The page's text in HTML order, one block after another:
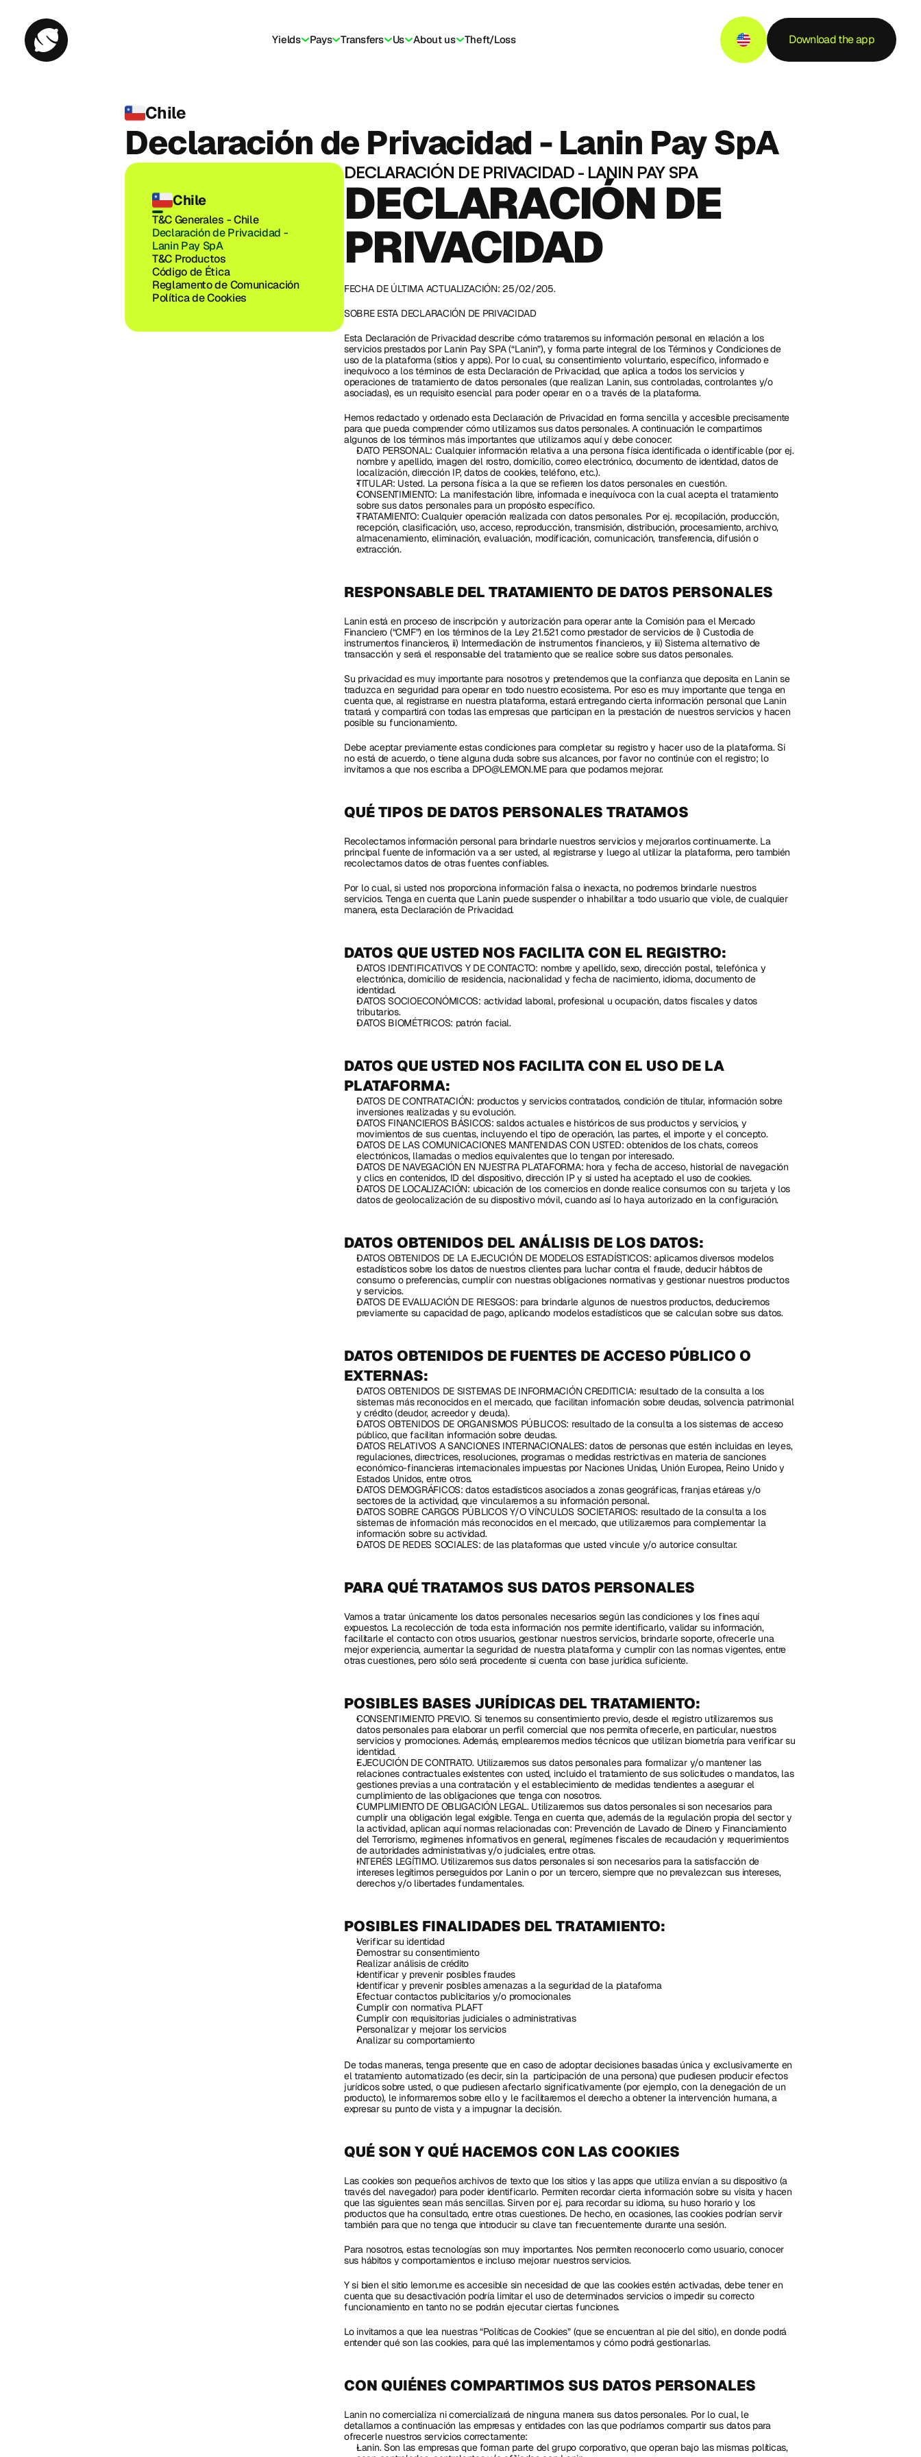
Yields Pays Transfers Us About us Theft/Loss Download the app
Chile
Declaración de Privacidad - Lanin Pay SpA
Chile
T&C Generales - Chile
Declaración de Privacidad -
Lanin Pay SpA
T&C Productos
Código de Ética
Reglamento de Comunicación
Política de Cookies
DECLARACIÓN DE PRIVACIDAD - LANIN PAY SPA
DECLARACIÓN DE
PRIVACIDAD
FECHA DE ÚLTIMA ACTUALIZACIÓN: 25/02/205.
SOBRE ESTA DECLARACIÓN DE PRIVACIDAD
Esta Declaración de Privacidad describe cómo trataremos su información personal en relación a los
servicios prestados por Lanin Pay SPA (“Lanin”), y forma parte integral de los Términos y Condiciones de
uso de la plataforma (sitios y apps). Por lo cual, su consentimiento voluntario, específico, informado e
inequívoco a los términos de esta Declaración de Privacidad, que aplica a todos los servicios y
operaciones de tratamiento de datos personales (que realizan Lanin, sus controladas, controlantes y/o
asociadas), es un requisito esencial para poder operar en o a través de la plataforma.
Hemos redactado y ordenado esta Declaración de Privacidad en forma sencilla y accesible precisamente
para que pueda comprender cómo utilizamos sus datos personales. A continuación le compartimos
algunos de los términos más importantes que utilizamos aquí y debe conocer:
DATO PERSONAL: Cualquier información relativa a una persona física identificada o identificable (por ej.
nombre y apellido, imagen del rostro, domicilio, correo electrónico, documento de identidad, datos de
localización, dirección IP, datos de cookies, teléfono, etc.).
TITULAR: Usted. La persona física a la que se refieren los datos personales en cuestión.
CONSENTIMIENTO: La manifestación libre, informada e inequívoca con la cual acepta el tratamiento
sobre sus datos personales para un propósito específico.
TRATAMIENTO: Cualquier operación realizada con datos personales. Por ej. recopilación, producción,
recepción, clasificación, uso, acceso, reproducción, transmisión, distribución, procesamiento, archivo,
almacenamiento, eliminación, evaluación, modificación, comunicación, transferencia, difusión o
extracción.
RESPONSABLE DEL TRATAMIENTO DE DATOS PERSONALES
Lanin está en proceso de inscripción y autorización para operar ante la Comisión para el Mercado
Financiero (“CMF”) en los términos de la Ley 21.521 como prestador de servicios de i) Custodia de
instrumentos financieros, ii) Intermediación de instrumentos financieros, y iii) Sistema alternativo de
transacción y será el responsable del tratamiento que se realice sobre sus datos personales.
Su privacidad es muy importante para nosotros y pretendemos que la confianza que deposita en Lanin se
traduzca en seguridad para operar en todo nuestro ecosistema. Por eso es muy importante que tenga en
cuenta que, al registrarse en nuestra plataforma, estará entregando cierta información personal que Lanin
tratará y compartirá con todas las empresas que participan en la prestación de nuestros servicios y hacen
posible su funcionamiento.
Debe aceptar previamente estas condiciones para completar su registro y hacer uso de la plataforma. Si
no está de acuerdo, o tiene alguna duda sobre sus alcances, por favor no continúe con el registro; lo
invitamos a que nos escriba a DPO@LEMON.ME para que podamos mejorar.
QUÉ TIPOS DE DATOS PERSONALES TRATAMOS
Recolectamos información personal para brindarle nuestros servicios y mejorarlos continuamente. La
principal fuente de información va a ser usted, al registrarse y luego al utilizar la plataforma, pero también
recolectamos datos de otras fuentes confiables.
Por lo cual, si usted nos proporciona información falsa o inexacta, no podremos brindarle nuestros
servicios. Tenga en cuenta que Lanin puede suspender o inhabilitar a todo usuario que viole, de cualquier
manera, esta Declaración de Privacidad.
DATOS QUE USTED NOS FACILITA CON EL REGISTRO:
DATOS IDENTIFICATIVOS Y DE CONTACTO: nombre y apellido, sexo, dirección postal, telefónica y
electrónica, domicilio de residencia, nacionalidad y fecha de nacimiento, idioma, documento de
identidad.
DATOS SOCIOECONÓMICOS: actividad laboral, profesional u ocupación, datos fiscales y datos
tributarios.
DATOS BIOMÉTRICOS: patrón facial.
DATOS QUE USTED NOS FACILITA CON EL USO DE LA
PLATAFORMA:
DATOS DE CONTRATACIÓN: productos y servicios contratados, condición de titular, información sobre
inversiones realizadas y su evolución.
DATOS FINANCIEROS BÁSICOS: saldos actuales e históricos de sus productos y servicios, y
movimientos de sus cuentas, incluyendo el tipo de operación, las partes, el importe y el concepto.
DATOS DE LAS COMUNICACIONES MANTENIDAS CON USTED: obtenidos de los chats, correos
electrónicos, llamadas o medios equivalentes que lo tengan por interesado.
DATOS DE NAVEGACIÓN EN NUESTRA PLATAFORMA: hora y fecha de acceso, historial de navegación
y clics en contenidos, ID del dispositivo, dirección IP y si usted ha aceptado el uso de cookies.
DATOS DE LOCALIZACIÓN: ubicación de los comercios en donde realice consumos con su tarjeta y los
datos de geolocalización de su dispositivo móvil, cuando así lo haya autorizado en la configuración.
DATOS OBTENIDOS DEL ANÁLISIS DE LOS DATOS:
DATOS OBTENIDOS DE LA EJECUCIÓN DE MODELOS ESTADÍSTICOS: aplicamos diversos modelos
estadísticos sobre los datos de nuestros clientes para luchar contra el fraude, deducir hábitos de
consumo o preferencias, cumplir con nuestras obligaciones normativas y gestionar nuestros productos
y servicios.
DATOS DE EVALUACIÓN DE RIESGOS: para brindarle algunos de nuestros productos, deduciremos
previamente su capacidad de pago, aplicando modelos estadísticos que se calculan sobre sus datos.
DATOS OBTENIDOS DE FUENTES DE ACCESO PÚBLICO O
EXTERNAS:
DATOS OBTENIDOS DE SISTEMAS DE INFORMACIÓN CREDITICIA: resultado de la consulta a los
sistemas más reconocidos en el mercado, que facilitan información sobre deudas, solvencia patrimonial
y crédito (deudor, acreedor y deuda).
DATOS OBTENIDOS DE ORGANISMOS PÚBLICOS: resultado de la consulta a los sistemas de acceso
público, que facilitan información sobre deudas.
DATOS RELATIVOS A SANCIONES INTERNACIONALES: datos de personas que estén incluidas en leyes,
regulaciones, directrices, resoluciones, programas o medidas restrictivas en materia de sanciones
económico-financieras internacionales impuestas por Naciones Unidas, Unión Europea, Reino Unido y
Estados Unidos, entre otros.
DATOS DEMOGRÁFICOS: datos estadísticos asociados a zonas geográficas, franjas etáreas y/o
sectores de la actividad, que vincularemos a su información personal.
DATOS SOBRE CARGOS PÚBLICOS Y/O VÍNCULOS SOCIETARIOS: resultado de la consulta a los
sistemas de información más reconocidos en el mercado, que utilizaremos para complementar la
información sobre su actividad.
DATOS DE REDES SOCIALES: de las plataformas que usted vincule y/o autorice consultar.
PARA QUÉ TRATAMOS SUS DATOS PERSONALES
Vamos a tratar únicamente los datos personales necesarios según las condiciones y los fines aquí
expuestos. La recolección de toda esta información nos permite identificarlo, validar su información,
facilitarle el contacto con otros usuarios, gestionar nuestros servicios, brindarle soporte, ofrecerle una
mejor experiencia, aumentar la seguridad de nuestra plataforma y cumplir con las normas vigentes, entre
otras cuestiones, pero sólo será procedente si cuenta con base jurídica suficiente.
POSIBLES BASES JURÍDICAS DEL TRATAMIENTO:
CONSENTIMIENTO PREVIO. Si tenemos su consentimiento previo, desde el registro utilizaremos sus
datos personales para elaborar un perfil comercial que nos permita ofrecerle, en particular, nuestros
servicios y promociones. Además, emplearemos medios técnicos que utilizan biometría para verificar su
identidad.
EJECUCIÓN DE CONTRATO. Utilizaremos sus datos personales para formalizar y/o mantener las
relaciones contractuales existentes con usted, incluido el tratamiento de sus solicitudes o mandatos, las
gestiones previas a una contratación y el establecimiento de medidas tendientes a asegurar el
cumplimiento de las obligaciones que tenga con nosotros.
CUMPLIMIENTO DE OBLIGACIÓN LEGAL. Utilizaremos sus datos personales si son necesarios para
cumplir una obligación legal exigible. Tenga en cuenta que, además de la regulación propia del sector y
la actividad, aplican aquí normas relacionadas con: Prevención de Lavado de Dinero y Financiamiento
del Terrorismo, regímenes informativos en general, regímenes fiscales de recaudación y requerimientos
de autoridades administrativas y/o judiciales, entre otras.
INTERÉS LEGÍTIMO. Utilizaremos sus datos personales si son necesarios para la satisfacción de
intereses legítimos perseguidos por Lanin o por un tercero, siempre que no prevalezcan sus intereses,
derechos y/o libertades fundamentales.
POSIBLES FINALIDADES DEL TRATAMIENTO:
Verificar su identidad
Demostrar su consentimiento
Realizar análisis de crédito
Identificar y prevenir posibles fraudes
Identificar y prevenir posibles amenazas a la seguridad de la plataforma
Efectuar contactos publicitarios y/o promocionales
Cumplir con normativa PLAFT
Cumplir con requisitorias judiciales o administrativas
Personalizar y mejorar los servicios
Analizar su comportamiento
De todas maneras, tenga presente que en caso de adoptar decisiones basadas única y exclusivamente en
el tratamiento automatizado (es decir, sin la  participación de una persona) que pudiesen producir efectos
jurídicos sobre usted, o que pudiesen afectarlo significativamente (por ejemplo, con la denegación de un
producto), le informaremos sobre ello y le facilitaremos el derecho a obtener la intervención humana, a
expresar su punto de vista y a impugnar la decisión.
QUÉ SON Y QUÉ HACEMOS CON LAS COOKIES
Las cookies son pequeños archivos de texto que los sitios y las apps que utiliza envían a su dispositivo (a
través del navegador) para poder identificarlo. Permiten recordar cierta información sobre su visita y hacen
que las siguientes sean más sencillas. Sirven por ej. para recordar su idioma, su huso horario y los
productos que ha consultado, entre otras cuestiones. De hecho, en ocasiones, las cookies podrían servir
también para que no tenga que introducir su clave tan frecuentemente durante una sesión.
Para nosotros, estas tecnologías son muy importantes. Nos permiten reconocerlo como usuario, conocer
sus hábitos y comportamientos e incluso mejorar nuestros servicios.
Y si bien el sitio lemon.me es accesible sin necesidad de que las cookies estén activadas, debe tener en
cuenta que su desactivación podría limitar el uso de determinados servicios o impedir su correcto
funcionamiento en tanto no se podrán ejecutar ciertas funciones.
Lo invitamos a que lea nuestras “Políticas de Cookies” (que se encuentran al pie del sitio), en donde podrá
entender qué son las cookies, para qué las implementamos y cómo podrá gestionarlas.
CON QUIÉNES COMPARTIMOS SUS DATOS PERSONALES
Lanin no comercializa ni comercializará de ninguna manera sus datos personales. Por lo cual, le
detallamos a continuación las empresas y entidades con las que podríamos compartir sus datos para
ofrecerle nuestros servicios correctamente:
Lanin. Son las empresas que forman parte del grupo corporativo, que operan bajo las mismas políticas,